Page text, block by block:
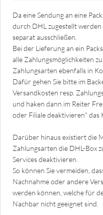
Da eine Sendung an eine
durch DHL zugestellt werden
separat ausschließen.
Bei der Lieferung an ein
alle Zahlungsmöglichkeiten
Zahlungsarten ebenfalls in
Dafür gehen Sie bitte im
Versandkosten resp.
und haken dann im Reiter
oder Filiale deaktivieren" das
Darüber hinaus existiert die
Zahlungsarten die DHL-Box
Services deaktivieren.
So können Sie vermeiden,
Nachnahme oder andere
werden können, welche für
Nachbar nicht geeignet sind.